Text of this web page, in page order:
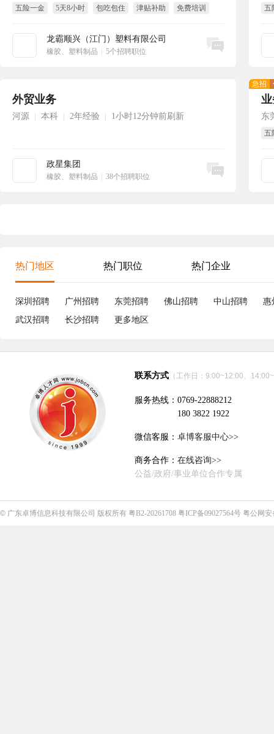
五险一金 5天8小时 包吃包住 津贴补助
免费培训
龙霸顺兴（江门）塑料有限公司
橡胶、塑料制品 5个招聘职位
立即沟通
五
外贸业务
河源 本科 2年经验 1小时12分钟前刷新
政星集团
橡胶、塑料制品 38个招聘职位
立即沟通
东
五
急招
热门地区 热门职位 热门企业
深圳招聘 广州招聘 东莞招聘 佛山招聘 中山招聘
惠
武汉招聘
长沙招聘 更多地区
联系方式 （工作日：9:00~12:00、
服务热线：0769-22888212
180 3822 1922
微信客服： 卓博客服中心>>
商务合作： 在线咨询>>
公益/政府/事业单位合作专属
© 广东卓博信息科技有限公司 版权所有 粤B2-20261708 粤ICP备09027564号 粤公网安